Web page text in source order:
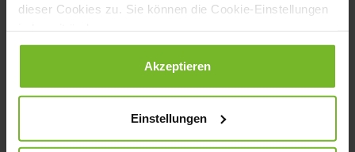
dieser Cookies zu. Sie können die Cookie-Einstellungen
Datenschutzerklärung|Impressum
Akzeptieren
Einstellungen
Teilnehmer im öffentlichen
Raum beschränkt.
Hilfsmaßnahmen
Die Einschränkungen führen dazu,